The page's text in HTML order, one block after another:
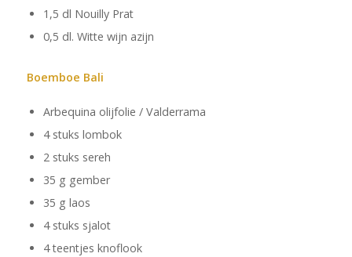
1,5 dl Nouilly Prat
0,5 dl. Witte wijn azijn
Boemboe Bali
Arbequina olijfolie / Valderrama
4 stuks lombok
2 stuks sereh
35 g gember
35 g laos
4 stuks sjalot
4 teentjes knoflook